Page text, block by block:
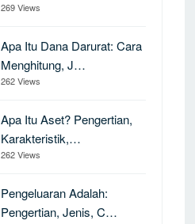
269 Views
Apa Itu Dana Darurat: Cara
Menghitung, J…
262 Views
Apa Itu Aset? Pengertian,
Karakteristik,…
262 Views
Pengeluaran Adalah:
Pengertian, Jenis, C…